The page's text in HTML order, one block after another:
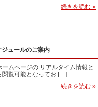
続きを読む »
ジュールのご案内
ームページの リアルタイム情報と
閲覧可能となってお […]
続きを読む »